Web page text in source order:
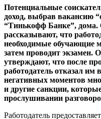
Потенциальные
доход, выбрав вакансию
“Тинькофф Банке”,
рассказывают, что
необходимые обучающие
затем проводит экзамен.
утверждают, что после
работодатель отказал им
негативных моментов
и другие санкции,
прослушивании
Работодатель